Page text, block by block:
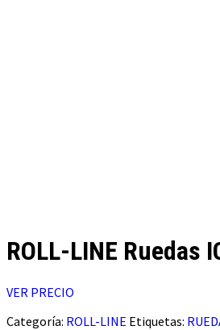
ROLL-LINE Ruedas
VER PRECIO
Categoría: ROLL-LINE Etiquetas: